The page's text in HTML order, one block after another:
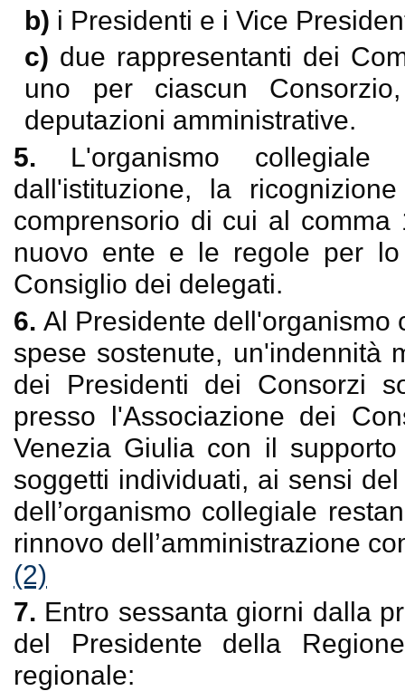
b) i Presidenti e i Vice
c) due rappresentanti dei
uno per ciascun
deputazioni amministrative.
5. L'organismo
dall'istituzione, la
comprensorio di cui al
nuovo ente e le regole per
Consiglio dei delegati.
6.Al Presidente dell'organismo
spese sostenute, un'indennità
dei Presidenti dei Consorzi
presso l'Associazione dei
Venezia Giulia con il
soggetti individuati, ai sensi
dell’organismo collegiale
rinnovo dell’amministrazione
(2)
7. Entro sessanta giorni dalla
del Presidente della
regionale: